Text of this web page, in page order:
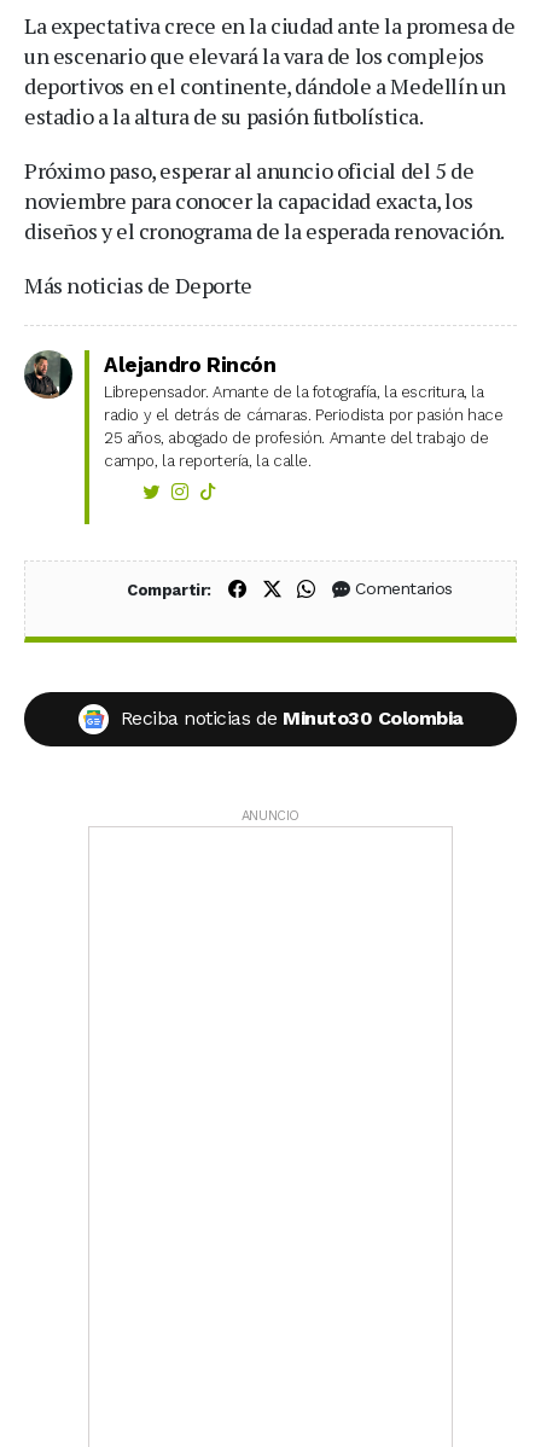
La expectativa crece en la ciudad ante la promesa de
un escenario que elevará la vara de los complejos
deportivos en el continente, dándole a Medellín un
estadio a la altura de su pasión futbolística.
Próximo paso, esperar al anuncio oficial del 5 de
noviembre para conocer la capacidad exacta, los
diseños y el cronograma de la esperada renovación.
Más noticias de Deporte
Alejandro Rincón
Librepensador. Amante de la fotografía, la escritura, la
radio y el detrás de cámaras. Periodista por pasión hace
25 años, abogado de profesión. Amante del trabajo de
campo, la reportería, la calle.
Compartir: Compartir en Facebook
Compartir en X (Twitter)
Compartir en WhatsApp
Comentarios
Reciba noticias de Minuto30 Colombia
ANUNCIO